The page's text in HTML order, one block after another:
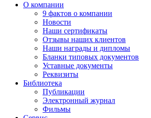
О компании
9 фактов о компании
Новости
Наши сертификаты
Отзывы наших клиентов
Наши награды и дипломы
Бланки типовых документов
Уставные документы
Реквизиты
Библиотека
Публикации
Электронный журнал
Фильмы